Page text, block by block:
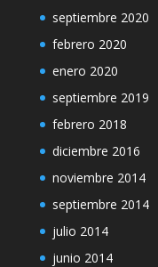
septiembre 2020
febrero 2020
enero 2020
septiembre 2019
febrero 2018
diciembre 2016
noviembre 2014
septiembre 2014
julio 2014
junio 2014